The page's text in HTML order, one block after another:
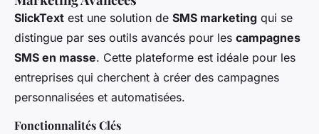
SlickText est une solution de SMS marketing qui se
distingue par ses outils avancés pour les campagnes
SMS en masse. Cette plateforme est idéale pour les
entreprises qui cherchent à créer des campagnes
personnalisées et automatisées.
Fonctionnalités Clés